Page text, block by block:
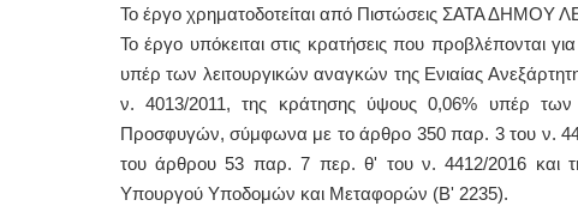
Το έργο χρηματοδοτείται από Πιστώσεις ΣΑΤΑ ΔΗΜΟΥ
Το έργο υπόκειται στις κρατήσεις που προβλέπονται
υπέρ των λειτουργικών αναγκών της Ενιαίας
ν. 4013/2011, της κράτησης ύψους 0,06% υπέρ των
Προσφυγών, σύμφωνα με το άρθρο 350 παρ. 3 του ν.
του άρθρου 53 παρ. 7 περ. θ' του ν. 4412/2016 και
Υπουργού Υποδομών και Μεταφορών (Β' 2235).